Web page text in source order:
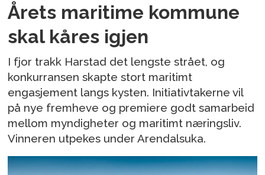
Årets maritime kommune
skal kåres igjen
I fjor trakk Harstad det lengste strået, og
konkurransen skapte stort maritimt
engasjement langs kysten. Initiativtakerne vil
på nye fremheve og premiere godt samarbeid
mellom myndigheter og maritimt næringsliv.
Vinneren utpekes under Arendalsuka.